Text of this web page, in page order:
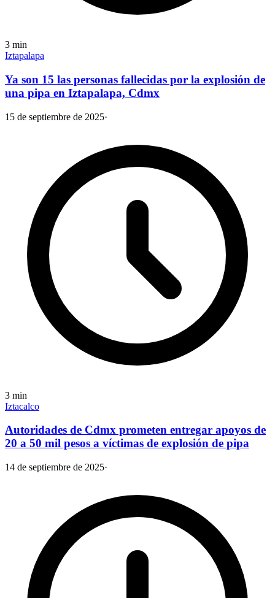
3 min
Iztapalapa
Ya son 15 las personas fallecidas por la explosión de
una pipa en Iztapalapa, Cdmx
15 de septiembre de 2025·
3 min
Iztacalco
Autoridades de Cdmx prometen entregar apoyos de
20 a 50 mil pesos a víctimas de explosión de pipa
14 de septiembre de 2025·